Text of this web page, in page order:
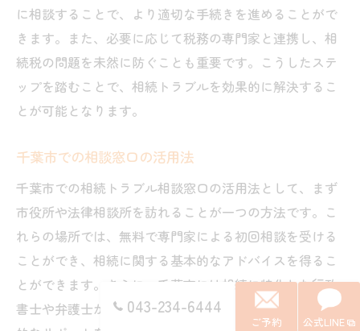
に相談することで、より適切な手続きを進めることがで
きます。また、必要に応じて税務の専門家と連携し、相
続税の問題を未然に防ぐことも重要です。こうしたステ
ップを踏むことで、相続トラブルを効果的に解決するこ
とが可能となります。
千葉市での相談窓口の活用法
千葉市での相続トラブル相談窓口の活用法として、まず
市役所や法律相談所を訪れることが一つの方法です。こ
れらの場所では、無料で専門家による初回相談を受ける
ことができ、相続に関する基本的なアドバイスを得るこ
とができます。さらに、千葉市には相続に特化した行政
書士や弁護士が多く存在し、個別のケースに応じた具体
043-234-6444
ご予約 公式LINE